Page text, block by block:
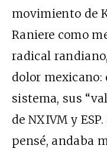
movimiento de
Raniere como
radical
dolor mexicano:
sistema, sus
de NXIVM y
pensé, andaba